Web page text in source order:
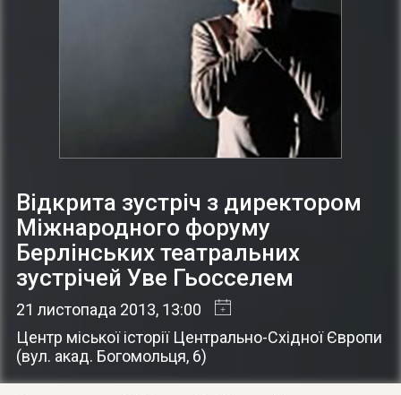
Відкрита зустріч з директором
Міжнародного форуму
Берлінських театральних
зустрічей Уве Гьосселем
21 листопада 2013, 13:00
Центр міської історії Центрально-Східної Європи
(вул. акад. Богомольця, 6)